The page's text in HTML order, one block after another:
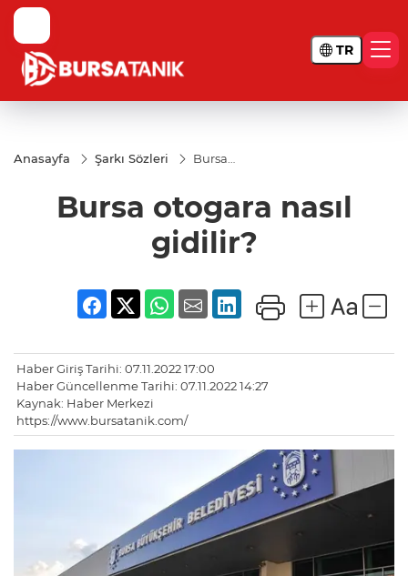
TR
Anasayfa Şarkı Sözleri
Bursa
gidilir?
Bursa otogara nasıl
gidilir?
Haber Giriş Tarihi: 07.11.2022 17:00
Haber Güncellenme Tarihi: 07.11.2022 14:27
Kaynak: Haber Merkezi
https://www.bursatanik.com/